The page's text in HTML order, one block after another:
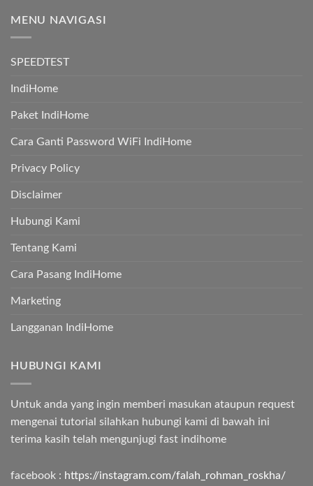
MENU NAVIGASI
SPEEDTEST
IndiHome
Paket IndiHome
Cara Ganti Password WiFi IndiHome
Privacy Policy
Disclaimer
Hubungi Kami
Tentang Kami
Cara Pasang IndiHome
Marketing
Langganan IndiHome
HUBUNGI KAMI
Untuk anda yang ingin memberi masukan ataupun request
mengenai tutorial silahkan hubungi kami di bawah ini
terima kasih telah mengunjugi fast indihome
facebook : https://instagram.com/falah_rohman_roskha/